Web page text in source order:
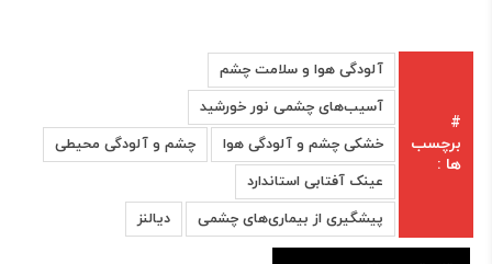
#
برچسب
ها :
آلودگی هوا و سلامت چشم
آسیب‌های چشمی نور خورشید
خشکی چشم و آلودگی هوا
چشم و آلودگی محیطی
عینک آفتابی استاندارد
پیشگیری از بیماری‌های چشمی
دیالنز